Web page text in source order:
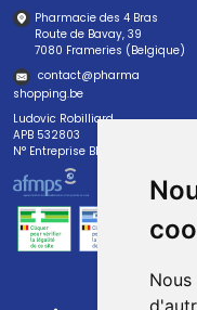
Pharmacie des 4 Bras
Route de Bavay, 39
7080 Frameries (Belgique)
contact@pharma
shopping.be
Ludovic Robilliard
APB 532803
N° Entreprise BE0447.382.113